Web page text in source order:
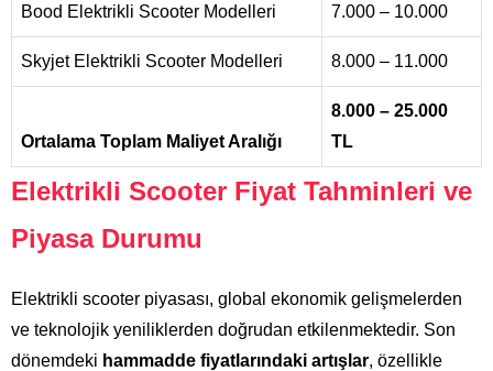
Bood Elektrikli Scooter Modelleri 7.000 – 10.000
Skyjet Elektrikli Scooter Modelleri 8.000 – 11.000
Ortalama Toplam Maliyet Aralığı
8.000 – 25.000
TL
Elektrikli Scooter Fiyat Tahminleri ve
Piyasa Durumu
Elektrikli scooter piyasası, global ekonomik gelişmelerden
ve teknolojik yeniliklerden doğrudan etkilenmektedir. Son
dönemdeki hammadde fiyatlarındaki artışlar, özellikle